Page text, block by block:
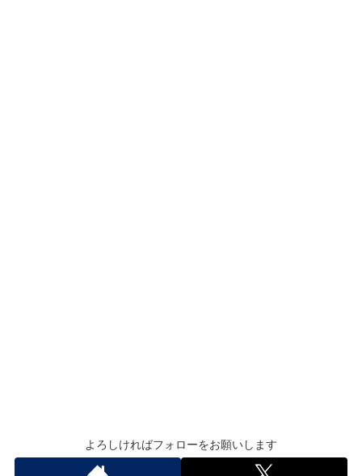
よろしければフォローをお願いします